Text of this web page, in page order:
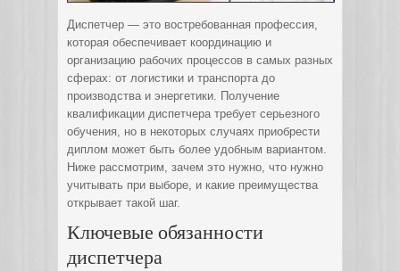
Диспетчер — это востребованная профессия,
которая обеспечивает координацию и
организацию рабочих процессов в самых разных
сферах: от логистики и транспорта до
производства и энергетики. Получение
квалификации диспетчера требует серьезного
обучения, но в некоторых случаях приобрести
диплом может быть более удобным вариантом.
Ниже рассмотрим, зачем это нужно, что нужно
учитывать при выборе, и какие преимущества
открывает такой шаг.
Ключевые обязанности
диспетчера